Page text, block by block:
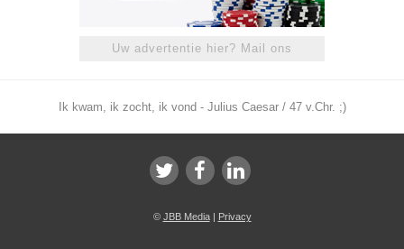
Uw advertentie hier? Mail ons
Ik kwam, ik zocht, ik vond - Julius Caesar / 47 v.Chr. ;)
© JBB Media| Privacy